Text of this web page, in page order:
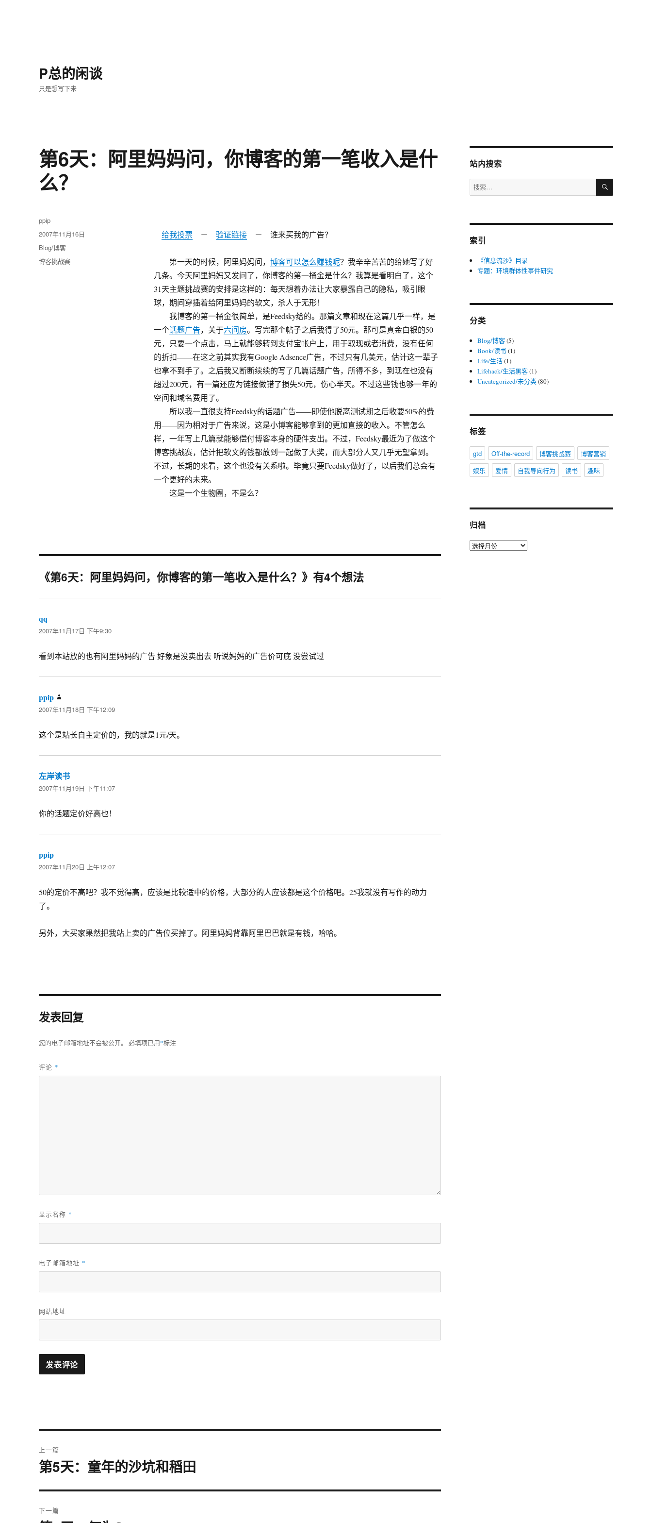
P总的闲谈
只是想写下来
第6天：阿里妈妈问，你博客的第一笔收入是什
么？
给我投票－ 验证链接－ 谁来买我的广告？
第一天的时候，阿里妈妈问， 博客可以怎么赚钱呢？我辛辛苦苦的给她写了好
几条。今天阿里妈妈又发问了，你博客的第一桶金是什么？我算是看明白了，这个
31天主题挑战赛的安排是这样的：每天想着办法让大家暴露自己的隐私，吸引眼
球，期间穿插着给阿里妈妈的软文，杀人于无形！
我博客的第一桶金很简单，是Feedsky给的。那篇文章和现在这篇几乎一样，是
一个话题广告，关于六间房。写完那个帖子之后我得了50元。那可是真金白银的50
元，只要一个点击，马上就能够转到支付宝帐户上，用于取现或者消费，没有任何
的折扣——在这之前其实我有Google Adsence广告，不过只有几美元，估计这一辈子
也拿不到手了。之后我又断断续续的写了几篇话题广告，所得不多，到现在也没有
超过200元，有一篇还应为链接做错了损失50元，伤心半天。不过这些钱也够一年的
空间和域名费用了。
所以我一直很支持Feedsky的话题广告——即使他脱离测试期之后收要50%的费
用——因为相对于广告来说，这是小博客能够拿到的更加直接的收入。不管怎么
样，一年写上几篇就能够偿付博客本身的硬件支出。不过，Feedsky最近为了做这个
博客挑战赛，估计把软文的钱都放到一起做了大奖，而大部分人又几乎无望拿到。
不过，长期的来看，这个也没有关系啦。毕竟只要Feedsky做好了，以后我们总会有
一个更好的未来。
这是一个生物圈，不是么？
作
者
ppip
发
布
2007年11月16日
分
类
Blog/博客
标
博客挑战赛
《第6天：阿里妈妈问，你博客的第一笔收入是什么？》有4个想法
qq
道：
2007年11月17日 下午9:30
看到本站放的也有阿里妈妈的广告 好象是没卖出去 听说妈妈的广告价可底 没尝试过
ppip
道：
2007年11月18日 下午12:09
这个是站长自主定价的，我的就是1元/天。
左岸读书
道：
2007年11月19日 下午11:07
你的话题定价好高也！
ppip
道：
2007年11月20日 上午12:07
50的定价不高吧？我不觉得高，应该是比较适中的价格，大部分的人应该都是这个价格吧。25我就没有写作的动力
了。
另外，大买家果然把我站上卖的广告位买掉了。阿里妈妈背靠阿里巴巴就是有钱，哈哈。
发表回复
您的电子邮箱地址不会被公开。 必填项已用*标注
评论 *
显示名称 *
电子邮箱地址 *
网站地址
章
上一篇
上
文
章：
第5天：童年的沙坑和稻田
下一篇
站内搜索
搜
索：
搜
索引
《信息流沙》目录
专题：环境群体性事件研究
分类
Blog/博客(5)
Book/读书(1)
Life/生活(1)
Lifehack/生活黑客(1)
Uncategorized/未分类(80)
标签
gtd Off-the-record 博客挑战赛
博客营销
娱乐
爱情 自我导向行为 读书 趣味
归档
归